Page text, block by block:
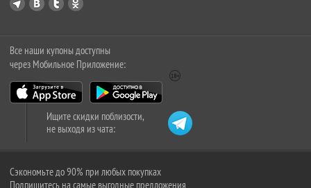
Все наши купоны доступны
через Мобильное Приложение:
Ищите скидки поблизости,
не выходя из чата:
Сэкономьте до 90% при любых покупках
Подпишитесь на самые выгодные предложения